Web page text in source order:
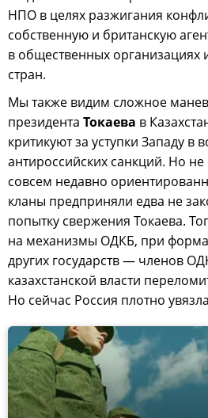
НПО в целях разжигания
собственную и британскую
в общественных организациях
стран.
Мы также видим сложное
президента Токаева в
критикуют за уступки Западу в
антироссийских санкций. Но не
совсем недавно
кланы предприняли едва не
попытку свержения Токаева.
на механизмы ОДКБ, при
других государств — членов
казахстанской власти
Но сейчас Россия плотно